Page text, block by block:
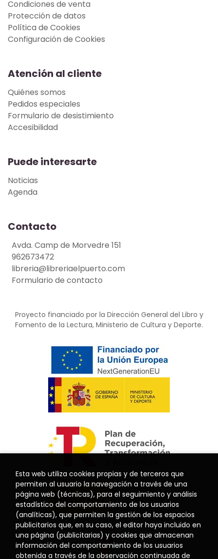
Condiciones de venta
Protección de datos
Política de Cookies
Configuración de Cookies
Atención al cliente
Quiénes somos
Pedidos especiales
Formulario de desistimiento
Accesibilidad
Puede interesarte
Noticias
Agenda
Contacto
Avda. Camp de Morvedre 151
962673472
libreria@libreriaelpuerto.com
Formulario de contacto
Proyecto financiado por la Dirección General del Libro y
Fomento de la Lectura, Ministerio de Cultura y Deporte.
Esta web utiliza cookies propias y de terceros que
permiten al usuario la navegación a través de una
página web (técnicas), para el seguimiento y análisis
estadístico del comportamiento de los usuarios
(analíticas), que permiten la gestión de los espacios
publicitarios que, en su caso, el editor haya incluido en
una página (publicitarias) y cookies que almacenan
información del comportamiento de los usuarios
obtenida a través de la observación continuada de